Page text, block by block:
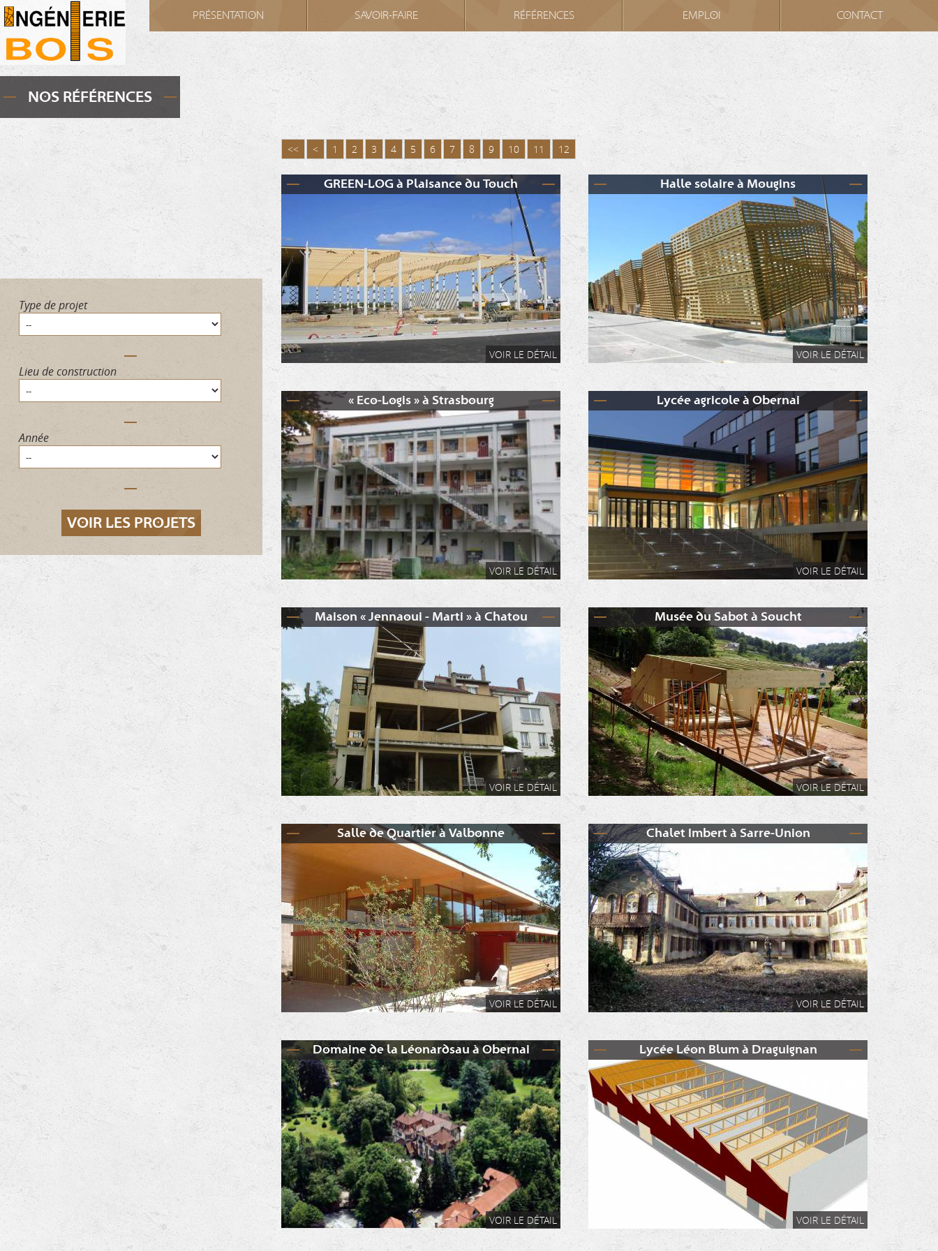
PRÉSENTATION SAVOIR-FAIRE RÉFÉRENCES EMPLOI CONTACT
NOS RÉFÉRENCES
Type de projet
Lieu de construction
Année
<< < 1 2 3 4 5 6 7 8 9 10 11 12
GREEN-LOG à Plaisance du Touch
VOIR LE DÉTAIL
Halle solaire à Mougins
VOIR LE DÉTAIL
« Eco-Logis » à Strasbourg
VOIR LE DÉTAIL
Lycée agricole à Obernai
VOIR LE DÉTAIL
Maison « Jennaoui - Marti » à Chatou
VOIR LE DÉTAIL
Musée du Sabot à Soucht
VOIR LE DÉTAIL
Salle de Quartier à Valbonne
VOIR LE DÉTAIL
Chalet Imbert à Sarre-Union
VOIR LE DÉTAIL
Domaine de la Léonardsau à Obernai
VOIR LE DÉTAIL
Lycée Léon Blum à Draguignan
VOIR LE DÉTAIL
Cookies management panel